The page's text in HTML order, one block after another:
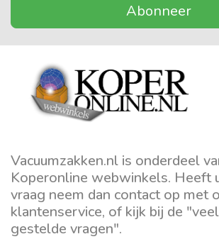
Abonneer
Vacuumzakken.nl is onderdeel
Koperonline webwinkels. Heeft
vraag neem dan contact op met
klantenservice, of kijk bij de "veel
gestelde vragen".